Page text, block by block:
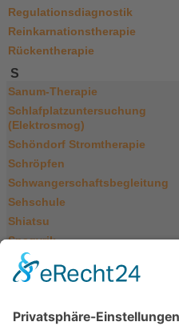
Regulationsdiagnostik
Reinkarnationstherapie
Rückentherapie
S
Sanum-Therapie
Schlafplatzuntersuchung
(Elektrosmog)
Schöndorf Stromtherapie
Schröpfen
Schwangerschaftsbegleitung
Sehschule
Shiatsu
Spagyrik
Steinheilkunde
Supervision
T